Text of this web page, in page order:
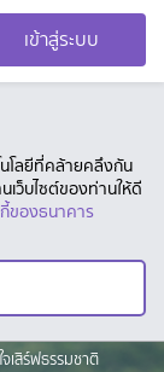
เข้าสู่ระบบ
นโลยีที่คล้ายคลึงกัน
เว็บไซต์ของท่านให้ดี
ของธนาคาร
เสิร์ฟธรรมชาติ